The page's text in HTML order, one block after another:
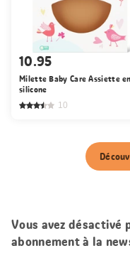
10.95
Milette Baby Care Assiette en
silicone
10
Vous avez
abonnement à la